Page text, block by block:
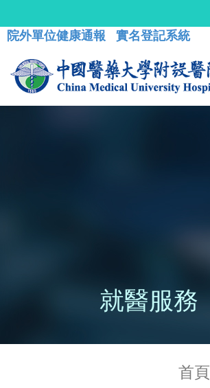
院外單位健康通報 實名登記系統
就醫服務
首頁